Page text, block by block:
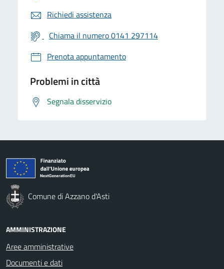
Richiedi assistenza
Chiama il numero 0141 297114
Prenota appuntamento
Problemi in città
Segnala disservizio
Comune di Azzano d'Asti
AMMINISTRAZIONE
Aree amministrative
Documenti e dati